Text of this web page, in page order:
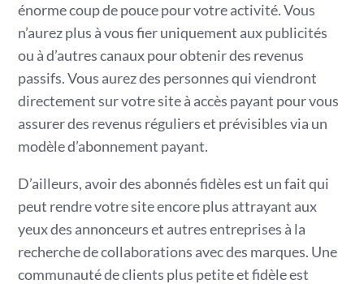
énorme coup de pouce pour votre activité. Vous
n’aurez plus à vous fier uniquement aux publicités
ou à d’autres canaux pour obtenir des revenus
passifs. Vous aurez des personnes qui viendront
directement sur votre site à accès payant pour vous
assurer des revenus réguliers et prévisibles via un
modèle d’abonnement payant.
D’ailleurs, avoir des abonnés fidèles est un fait qui
peut rendre votre site encore plus attrayant aux
yeux des annonceurs et autres entreprises à la
recherche de collaborations avec des marques. Une
communauté de clients plus petite et fidèle est